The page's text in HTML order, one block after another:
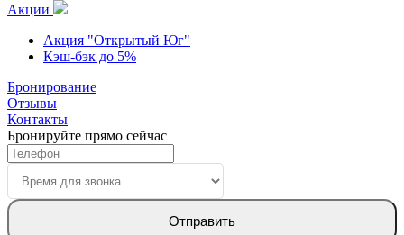
Акции
Акция "Открытый Юг"
Кэш-бэк до 5%
Бронирование
Отзывы
Контакты
Бронируйте прямо сейчас
Отправить